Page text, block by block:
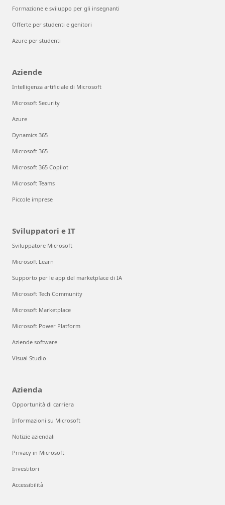
Formazione e sviluppo per gli insegnanti
Offerte per studenti e genitori
Azure per studenti
Aziende
Intelligenza artificiale di Microsoft
Microsoft Security
Azure
Dynamics 365
Microsoft 365
Microsoft 365 Copilot
Microsoft Teams
Piccole imprese
Sviluppatori e IT
Sviluppatore Microsoft
Microsoft Learn
Supporto per le app del marketplace di IA
Microsoft Tech Community
Microsoft Marketplace
Microsoft Power Platform
Aziende software
Visual Studio
Azienda
Opportunità di carriera
Informazioni su Microsoft
Notizie aziendali
Privacy in Microsoft
Investitori
Accessibilità